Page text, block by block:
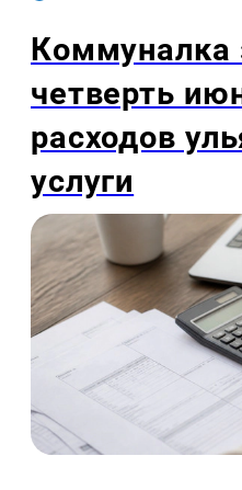
Коммуналка
четверть
расходов
услуги